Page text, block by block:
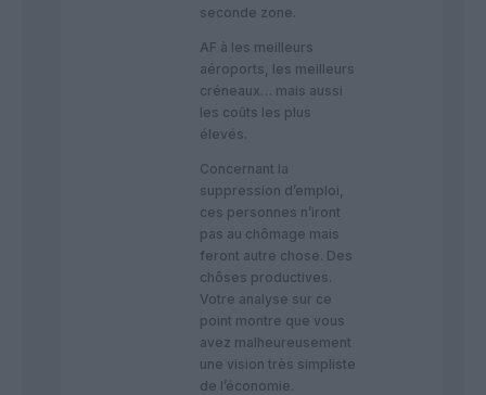
seconde zone.
AF à les meilleurs
aéroports, les meilleurs
créneaux… mais aussi
les coûts les plus
élevés.
Concernant la
suppression d’emploi,
ces personnes n’iront
pas au chômage mais
feront autre chose. Des
chôses productives.
Votre analyse sur ce
point montre que vous
avez malheureusement
une vision très simpliste
de l’économie.